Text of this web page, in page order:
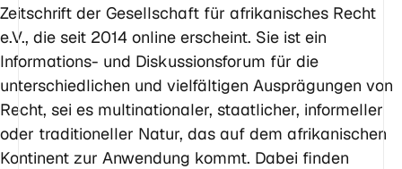
Zeitschrift der Gesellschaft für afrikanisches Recht
e.V., die seit 2014 online erscheint. Sie ist ein
Informations- und Diskussionsforum für die
unterschiedlichen und vielfältigen Ausprägungen von
Recht, sei es multinationaler, staatlicher, informeller
oder traditioneller Natur, das auf dem afrikanischen
Kontinent zur Anwendung kommt. Dabei finden